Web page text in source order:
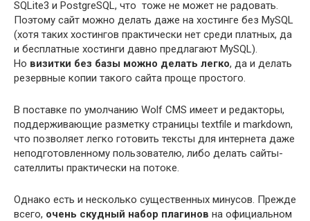
SQLite3 и PostgreSQL, что тоже не может не радовать.
Поэтому сайт можно делать даже на хостинге без MySQL
(хотя таких хостингов практически нет среди платных, да
и бесплатные хостинги давно предлагают MySQL).
Но визитки без базы можно делать легко, да и делать
резервные копии такого сайта проще простого.
В поставке по умолчанию Wolf CMS имеет и редакторы,
поддерживающие разметку страницы textfile и markdown,
что позволяет легко готовить тексты для интернета даже
неподготовленному пользователю, либо делать сайты-
сателлиты практически на потоке.
Однако есть и несколько существенных минусов. Прежде
всего, очень скудный набор плагинов на официальном